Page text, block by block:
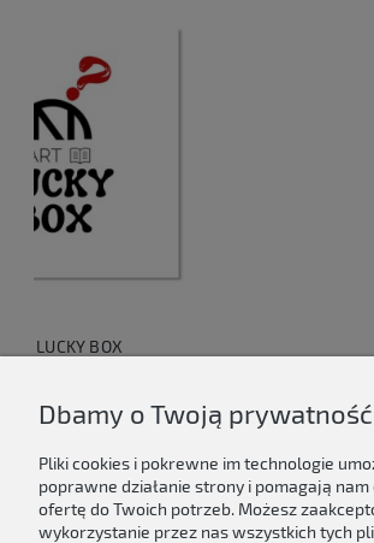
Język
Do
Dbamy o Twoją prywatność
Pliki cookies i pokrewne im technologie
poprawne działanie strony i pomagają
ofertę do Twoich potrzeb. Możesz
wykorzystanie przez nas wszystkich tych